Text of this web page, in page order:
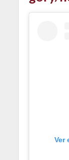
Ver